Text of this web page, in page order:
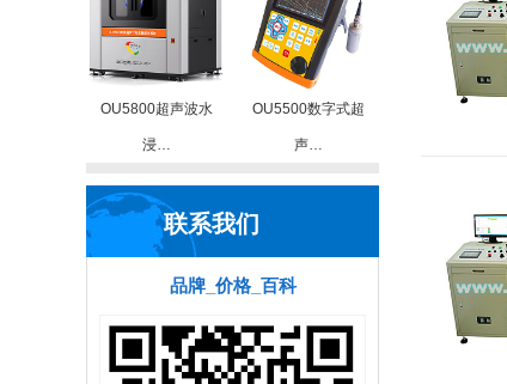
OU5800超声波水
浸…
OU5500数字式超
声…
联系我们
品牌_价格_百科